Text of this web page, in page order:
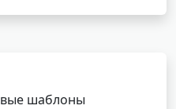
шаблоны